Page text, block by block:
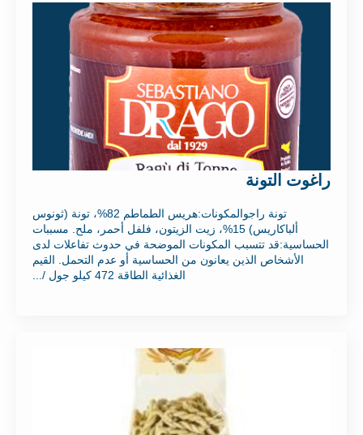
راغوت التونة
تونة راجوالمكونات:هريس الطماطم 82%، تونة (ثونوس
ألباكاريس) 15%، زيت الزيتون، فلفل أحمر، ملح. مسببات
الحساسية:قد تتسبب المكونات الموضحة في حدوث تفاعلات لدى
الأشخاص الذين يعانون من الحساسية أو عدم التحمل. القيم
الغذائية الطاقة 472 كيلو جول /...